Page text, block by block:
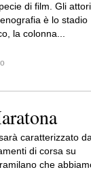
di film. Gli attori
è lo stadio
la colonna...
caratterizzato
di corsa su
che